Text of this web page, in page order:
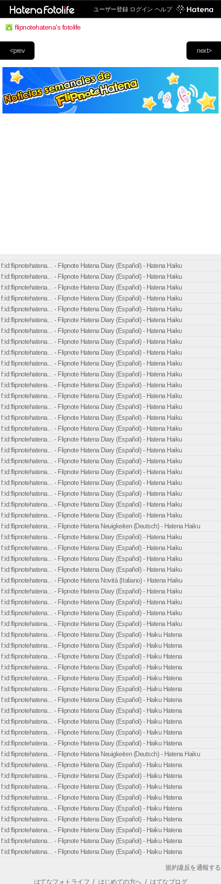
ユーザー登録 ログイン ヘルプ
flipnotehatena's fotolife
next>
<prev
f:id:flipnotehatena... - Flipnote Hatena Diary (Español) - Hatena Haiku
f:id:flipnotehatena... - Flipnote Hatena Diary (Español) - Hatena Haiku
f:id:flipnotehatena... - Flipnote Hatena Diary (Español) - Hatena Haiku
f:id:flipnotehatena... - Flipnote Hatena Diary (Español) - Hatena Haiku
f:id:flipnotehatena... - Flipnote Hatena Diary (Español) - Hatena Haiku
f:id:flipnotehatena... - Flipnote Hatena Diary (Español) - Hatena Haiku
f:id:flipnotehatena... - Flipnote Hatena Diary (Español) - Hatena Haiku
f:id:flipnotehatena... - Flipnote Hatena Diary (Español) - Hatena Haiku
f:id:flipnotehatena... - Flipnote Hatena Diary (Español) - Hatena Haiku
f:id:flipnotehatena... - Flipnote Hatena Diary (Español) - Hatena Haiku
f:id:flipnotehatena... - Flipnote Hatena Diary (Español) - Hatena Haiku
f:id:flipnotehatena... - Flipnote Hatena Diary (Español) - Hatena Haiku
f:id:flipnotehatena... - Flipnote Hatena Diary (Español) - Hatena Haiku
f:id:flipnotehatena... - Flipnote Hatena Diary (Español) - Hatena Haiku
f:id:flipnotehatena... - Flipnote Hatena Diary (Español) - Hatena Haiku
f:id:flipnotehatena... - Flipnote Hatena Diary (Español) - Hatena Haiku
f:id:flipnotehatena... - Flipnote Hatena Diary (Español) - Hatena Haiku
f:id:flipnotehatena... - Flipnote Hatena Diary (Español) - Hatena Haiku
f:id:flipnotehatena... - Flipnote Hatena Diary (Español) - Hatena Haiku
f:id:flipnotehatena... - Flipnote Hatena Diary (Español) - Hatena Haiku
f:id:flipnotehatena... - Flipnote Hatena Diary (Español) - Hatena Haiku
f:id:flipnotehatena... - Flipnote Hatena Diary (Español) - Hatena Haiku
f:id:flipnotehatena... - Flipnote Hatena Diary (Español) - Hatena Haiku
f:id:flipnotehatena... - Flipnote Hatena Diary (Español) - Hatena Haiku
f:id:flipnotehatena... - Flipnote Hatena Neuigkeiten (Deutsch) - Hatena Haiku
f:id:flipnotehatena... - Flipnote Hatena Diary (Español) - Hatena Haiku
f:id:flipnotehatena... - Flipnote Hatena Diary (Español) - Hatena Haiku
f:id:flipnotehatena... - Flipnote Hatena Diary (Español) - Hatena Haiku
f:id:flipnotehatena... - Flipnote Hatena Diary (Español) - Hatena Haiku
f:id:flipnotehatena... - Flipnote Hatena Novità (Italiano) - Hatena Haiku
f:id:flipnotehatena... - Flipnote Hatena Diary (Español) - Hatena Haiku
f:id:flipnotehatena... - Flipnote Hatena Diary (Español) - Hatena Haiku
f:id:flipnotehatena... - Flipnote Hatena Diary (Español) - Hatena Haiku
f:id:flipnotehatena... - Flipnote Hatena Diary (Español) - Hatena Haiku
f:id:flipnotehatena... - Flipnote Hatena Diary (Español) - Haiku Hatena
f:id:flipnotehatena... - Flipnote Hatena Diary (Español) - Haiku Hatena
f:id:flipnotehatena... - Flipnote Hatena Diary (Español) - Haiku Hatena
f:id:flipnotehatena... - Flipnote Hatena Diary (Español) - Haiku Hatena
f:id:flipnotehatena... - Flipnote Hatena Diary (Español) - Haiku Hatena
f:id:flipnotehatena... - Flipnote Hatena Diary (Español) - Haiku Hatena
f:id:flipnotehatena... - Flipnote Hatena Diary (Español) - Haiku Hatena
f:id:flipnotehatena... - Flipnote Hatena Diary (Español) - Haiku Hatena
f:id:flipnotehatena... - Flipnote Hatena Diary (Español) - Haiku Hatena
f:id:flipnotehatena... - Flipnote Hatena Diary (Español) - Haiku Hatena
f:id:flipnotehatena... - Flipnote Hatena Diary (Español) - Haiku Hatena
f:id:flipnotehatena... - Flipnote Hatena Neuigkeiten (Deutsch) - Hatena Haiku
f:id:flipnotehatena... - Flipnote Hatena Diary (Español) - Haiku Hatena
f:id:flipnotehatena... - Flipnote Hatena Diary (Español) - Haiku Hatena
f:id:flipnotehatena... - Flipnote Hatena Diary (Español) - Haiku Hatena
f:id:flipnotehatena... - Flipnote Hatena Diary (Español) - Haiku Hatena
f:id:flipnotehatena... - Flipnote Hatena Diary (Español) - Haiku Hatena
f:id:flipnotehatena... - Flipnote Hatena Diary (Español) - Haiku Hatena
f:id:flipnotehatena... - Flipnote Hatena Diary (Español) - Haiku Hatena
f:id:flipnotehatena... - Flipnote Hatena Diary (Español) - Haiku Hatena
f:id:flipnotehatena... - Flipnote Hatena Diary (Español) - Haiku Hatena
規約違反を通報する
はてなフォトライフ / はじめての方へ/ はてなブログ